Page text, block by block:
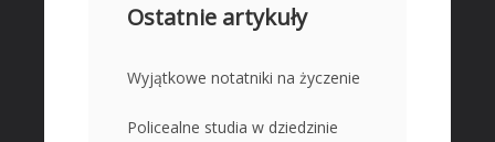
Ostatnie artykuły
Wyjątkowe notatniki na życzenie
Policealne studia w dziedzinie